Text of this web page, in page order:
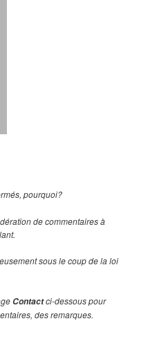
pourquoi?
de commentaires à
sous le coup de la loi
Contactci-dessous pour
des remarques.